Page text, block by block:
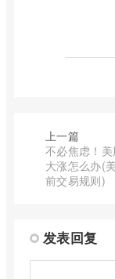
上一篇
不必焦虑！
大涨怎么办(
前交易规则)
发表回复